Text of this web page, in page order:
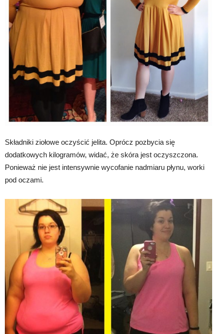
Składniki ziołowe oczyścić jelita. Oprócz pozbycia się
dodatkowych kilogramów, widać, że skóra jest oczyszczona.
Ponieważ nie jest intensywnie wycofanie nadmiaru płynu, worki
pod oczami.